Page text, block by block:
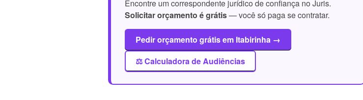
Encontre um correspondente jurídico de confiança no Juris.
Solicitar orçamento é grátis— você só paga se contratar.
Pedir orçamento grátis em Itabirinha →
⚖️ Calculadora de Audiências